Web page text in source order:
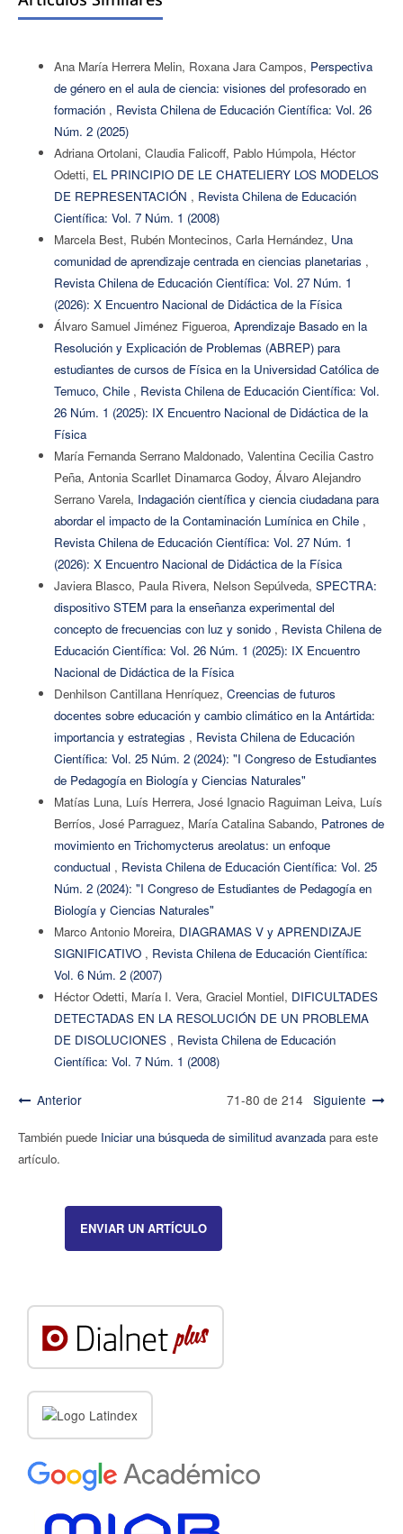
Ana María Herrera Melin, Roxana Jara Campos, Perspectiva
de género en el aula de ciencia: visiones del profesorado en
formación , Revista Chilena de Educación Científica: Vol. 26
Núm. 2 (2025)
Adriana Ortolani, Claudia Falicoff, Pablo Húmpola, Héctor
Odetti, EL PRINCIPIO DE LE CHATELIERY LOS MODELOS
DE REPRESENTACIÓN , Revista Chilena de Educación
Científica: Vol. 7 Núm. 1 (2008)
Marcela Best, Rubén Montecinos, Carla Hernández, Una
comunidad de aprendizaje centrada en ciencias planetarias ,
Revista Chilena de Educación Científica: Vol. 27 Núm. 1
(2026): X Encuentro Nacional de Didáctica de la Física
Álvaro Samuel Jiménez Figueroa, Aprendizaje Basado en la
Resolución y Explicación de Problemas (ABREP) para
estudiantes de cursos de Física en la Universidad Católica de
Temuco, Chile , Revista Chilena de Educación Científica: Vol.
26 Núm. 1 (2025): IX Encuentro Nacional de Didáctica de la
Física
María Fernanda Serrano Maldonado, Valentina Cecilia Castro
Peña, Antonia Scarllet Dinamarca Godoy, Álvaro Alejandro
Serrano Varela, Indagación científica y ciencia ciudadana para
abordar el impacto de la Contaminación Lumínica en Chile ,
Revista Chilena de Educación Científica: Vol. 27 Núm. 1
(2026): X Encuentro Nacional de Didáctica de la Física
Javiera Blasco, Paula Rivera, Nelson Sepúlveda, SPECTRA:
dispositivo STEM para la enseñanza experimental del
concepto de frecuencias con luz y sonido , Revista Chilena de
Educación Científica: Vol. 26 Núm. 1 (2025): IX Encuentro
Nacional de Didáctica de la Física
Denhilson Cantillana Henríquez, Creencias de futuros
docentes sobre educación y cambio climático en la Antártida:
importancia y estrategias , Revista Chilena de Educación
Científica: Vol. 25 Núm. 2 (2024): "I Congreso de Estudiantes
de Pedagogía en Biología y Ciencias Naturales"
Matías Luna, Luís Herrera, José Ignacio Raguiman Leiva, Luís
Berríos, José Parraguez, María Catalina Sabando, Patrones de
movimiento en Trichomycterus areolatus: un enfoque
conductual , Revista Chilena de Educación Científica: Vol. 25
Núm. 2 (2024): "I Congreso de Estudiantes de Pedagogía en
Biología y Ciencias Naturales"
Marco Antonio Moreira, DIAGRAMAS V y APRENDIZAJE
SIGNIFICATIVO , Revista Chilena de Educación Científica:
Vol. 6 Núm. 2 (2007)
Héctor Odetti, María I. Vera, Graciel Montiel, DIFICULTADES
DETECTADAS EN LA RESOLUCIÓN DE UN PROBLEMA
DE DISOLUCIONES , Revista Chilena de Educación
Científica: Vol. 7 Núm. 1 (2008)
Anterior 71-80 de 214 Siguiente
También puede Iniciar una búsqueda de similitud avanzadapara este
artículo.
ENVIAR UN ARTÍCULO